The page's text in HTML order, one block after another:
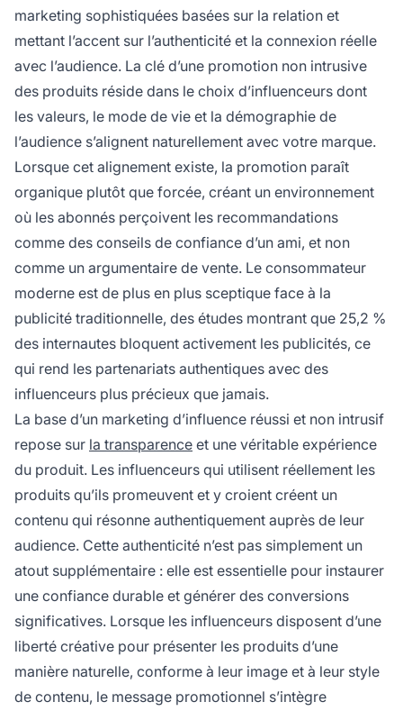
marketing sophistiquées basées sur la relation et
mettant l’accent sur l’authenticité et la connexion réelle
avec l’audience. La clé d’une promotion non intrusive
des produits réside dans le choix d’influenceurs dont
les valeurs, le mode de vie et la démographie de
l’audience s’alignent naturellement avec votre marque.
Lorsque cet alignement existe, la promotion paraît
organique plutôt que forcée, créant un environnement
où les abonnés perçoivent les recommandations
comme des conseils de confiance d’un ami, et non
comme un argumentaire de vente. Le consommateur
moderne est de plus en plus sceptique face à la
publicité traditionnelle, des études montrant que 25,2 %
des internautes bloquent activement les publicités, ce
qui rend les partenariats authentiques avec des
influenceurs plus précieux que jamais.
La base d’un marketing d’influence réussi et non intrusif
repose sur la transparence et une véritable expérience
du produit. Les influenceurs qui utilisent réellement les
produits qu’ils promeuvent et y croient créent un
contenu qui résonne authentiquement auprès de leur
audience. Cette authenticité n’est pas simplement un
atout supplémentaire : elle est essentielle pour instaurer
une confiance durable et générer des conversions
significatives. Lorsque les influenceurs disposent d’une
liberté créative pour présenter les produits d’une
manière naturelle, conforme à leur image et à leur style
de contenu, le message promotionnel s’intègre